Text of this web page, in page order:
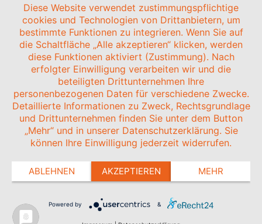
Diese Website verwendet zustimmungspflichtige
cookies und Technologien von Drittanbietern, um
bestimmte Funktionen zu integrieren. Wenn Sie auf
die Schaltfläche „Alle akzeptieren“ klicken, werden
diese Funktionen aktiviert (Zustimmung). Nach
erfolgter Einwilligung verarbeiten wir und die
beteiligten Drittunternehmen Ihre
personenbezogenen Daten für verschiedene Zwecke.
Detaillierte Informationen zu Zweck, Rechtsgrundlage
und Drittunternehmen finden Sie unter dem Button
„Mehr“ und in unserer Datenschutzerklärung. Sie
können Ihre Einwilligung jederzeit widerrufen.
ABLEHNEN AKZEPTIEREN MEHR
Powered by &